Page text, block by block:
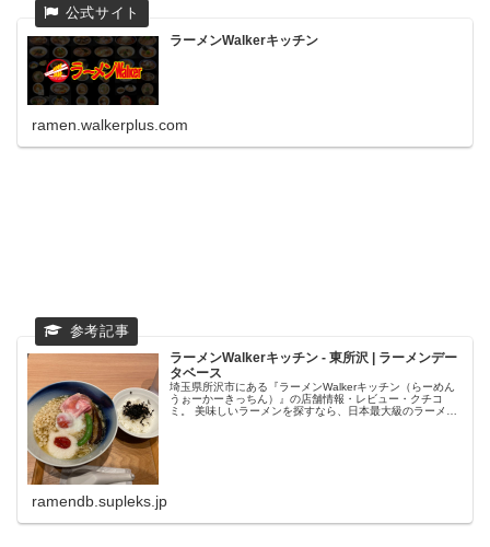
ラーメンWalkerキッチン
ramen.walkerplus.com
ラーメンWalkerキッチン - 東所沢 | ラーメンデー
タベース
埼玉県所沢市にある『ラーメンWalkerキッチン（らーめん
うぉーかーきっちん）』の店舗情報・レビュー・クチコ
ミ。 美味しいラーメンを探すなら、日本最大級のラーメン
ramendb.supleks.jp